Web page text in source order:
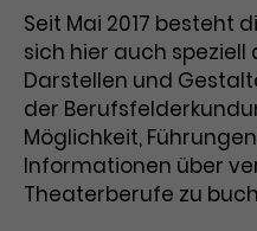
Anbieter TYPO3
Laufzeit 1 Monat
Zweck
Enthält
Optin-
Zweck
und die
den
verfolgen.
eine
um
Name
_gcl_au
Anbieter Google
Laufzeit 3 Monate
Wird von
die
Cookie-Informationen
Seit Mai 2017 besteht
sich hier auch speziell
Darstellen und
der
Möglichkeit,
Informationen über
Theaterberufe zu